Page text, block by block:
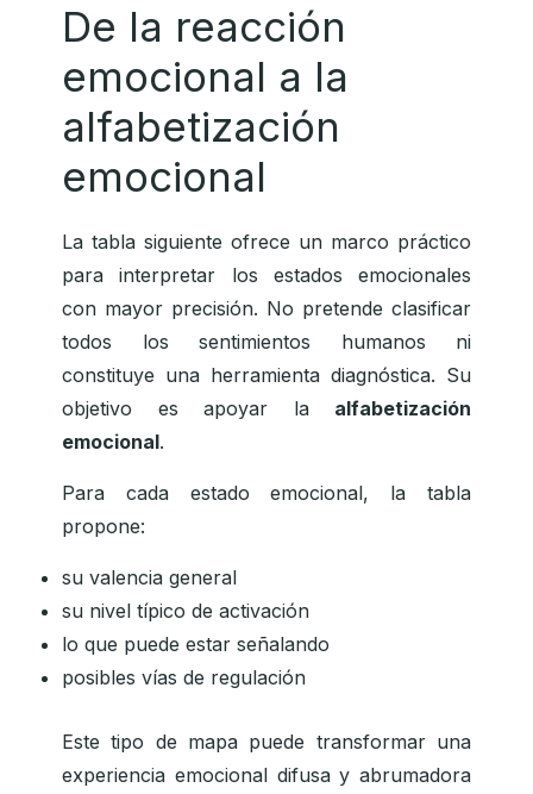
De la reacción
emocional a la
alfabetización
emocional
La tabla siguiente ofrece un marco práctico
para interpretar los estados emocionales
con mayor precisión. No pretende clasificar
todos los sentimientos humanos ni
constituye una herramienta diagnóstica. Su
objetivo es apoyar la alfabetización
emocional.
Para cada estado emocional, la tabla
propone:
su valencia general
su nivel típico de activación
lo que puede estar señalando
posibles vías de regulación
Este tipo de mapa puede transformar una
experiencia emocional difusa y abrumadora